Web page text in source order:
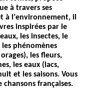
à travers ses
à l ’environnement, il
inspirées par le
les insectes, le
les phénomènes
les fleurs,
les eaux (lacs,
et les saisons. Vous
françaises.